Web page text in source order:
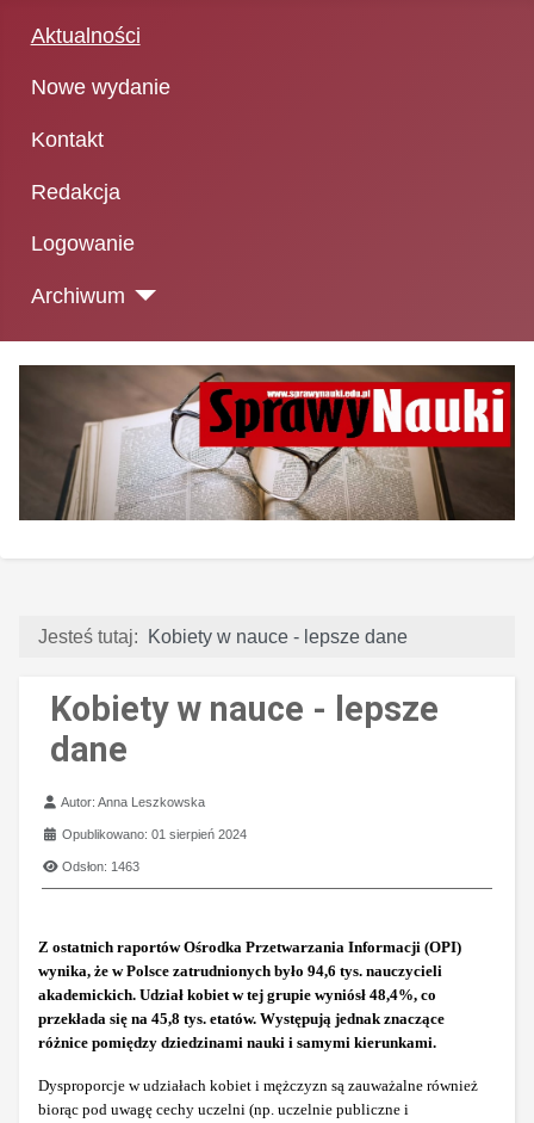
Aktualności
Nowe wydanie
Kontakt
Redakcja
Logowanie
Archiwum
Jesteś tutaj: Kobiety w nauce - lepsze dane
Kobiety w nauce - lepsze
dane
Szczegóły
Autor:Anna Leszkowska
Opublikowano: 01 sierpień 2024
Odsłon: 1463
Z ostatnich raportów Ośrodka Przetwarzania Informacji (OPI)
wynika, że w Polsce zatrudnionych było 94,6 tys. nauczycieli
akademickich. Udział kobiet w tej grupie wyniósł 48,4%, co
przekłada się na 45,8 tys. etatów. Występują jednak znaczące
różnice pomiędzy dziedzinami nauki i samymi kierunkami.
Dysproporcje w udziałach kobiet i mężczyzn są zauważalne również
biorąc pod uwagę cechy uczelni (np. uczelnie publiczne i